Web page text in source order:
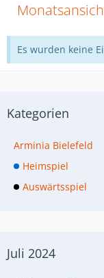
Es wurden keine
Kategorien
Arminia Bielefeld
Heimspiel
Auswärtsspiel
Juli 2024